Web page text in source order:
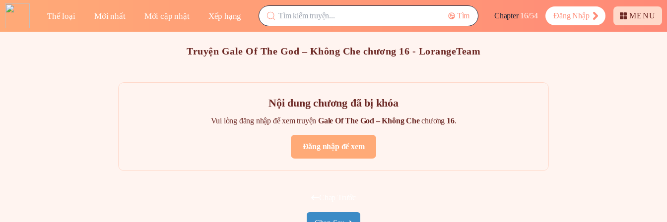
Thể loại Mới nhất Mới cập nhật Xếp hạng Tìm Chapter 16/54 Đăng Nhập MENU
Truyện Gale Of The God – Không Che chương 16 - LorangeTeam
Nội dung chương đã bị khóa
Vui lòng đăng nhập để xem truyện Gale Of The God – Không Chechương 16.
Đăng nhập để xem